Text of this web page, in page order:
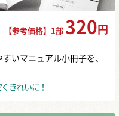
【参考価格】1部 320 円
いマニュアル小冊子を、
きれいに！